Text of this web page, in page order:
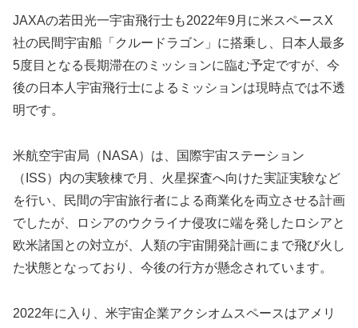
JAXAの若田光一宇宙飛行士も2022年9月に米スペースX
社の民間宇宙船「クルードラゴン」に搭乗し、日本人最多
5度目となる長期滞在のミッションに臨む予定ですが、今
後の日本人宇宙飛行士によるミッションは現時点では不透
明です。
米航空宇宙局（NASA）は、国際宇宙ステーション
（ISS）内の実験棟で月、火星探査へ向けた実証実験など
を行い、民間の宇宙旅行者による商業化を両立させる計画
でしたが、ロシアのウクライナ侵攻に端を発したロシアと
欧米諸国との対立が、人類の宇宙開発計画にまで飛び火し
た状態となっており、今後の行方が懸念されています。
2022年に入り、米宇宙企業アクシオムスペースはアメリ